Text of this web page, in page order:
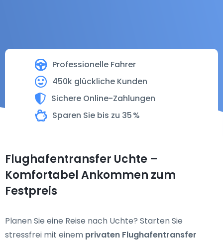
Professionelle Fahrer
450k glückliche Kunden
Sichere Online-Zahlungen
Sparen Sie bis zu 35 %
Flughafentransfer Uchte –
Komfortabel Ankommen zum
Festpreis
Planen Sie eine Reise nach Uchte? Starten Sie
stressfrei mit einem privaten Flughafentransfer